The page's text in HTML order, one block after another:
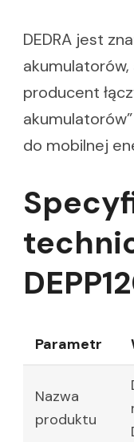
DEDRA jest
producent
do mobilnej
Parametr
Nazwa
produktu